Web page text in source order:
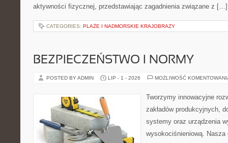
aktywności fizycznej, przedstawiając zagadnienia związane z […]
CATEGORIES: PLAŻE I NADMORSKIE KRAJOBRAZY
BEZPIECZEŃSTWO I NORMY
POSTED BY ADMIN LIP - 1 - 2026 MOŻLIWOŚĆ
Tworzymy innowacyjne
zakładów produkcyjnych,
systemy oraz urządzenia
wysokociśnieniową. Nasza